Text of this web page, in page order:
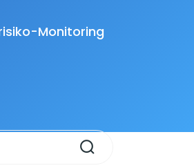
Monitoring